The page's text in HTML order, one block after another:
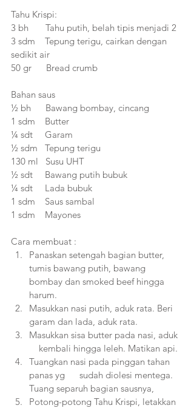
Tahu Krispi:
3 bh       Tahu putih, belah tipis menjadi 2
3 sdm    Tepung terigu, cairkan dengan
sedikit air
50 gr      Bread crumb
Bahan saus
½ bh      Bawang bombay, cincang
1 sdm    Butter
¼ sdt     Garam
½ sdm   Tepung terigu
130 ml   Susu UHT
½ sdt     Bawang putih bubuk
¼ sdt     Lada bubuk
1 sdm    Saus sambal
1 sdm    Mayones
Cara membuat :
Panaskan setengah bagian butter,
tumis bawang putih, bawang
bombay dan smoked beef hingga
harum.
Masukkan nasi putih, aduk rata. Beri
garam dan lada, aduk rata.
Masukkan sisa butter pada nasi, aduk
    kembali hingga leleh. Matikan api.
Tuangkan nasi pada pinggan tahan
panas yg      sudah diolesi mentega.
Tuang separuh bagian sausnya,
Potong-potong Tahu Krispi, letakkan